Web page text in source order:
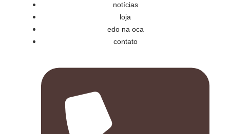
notícias
loja
edo na oca
contato